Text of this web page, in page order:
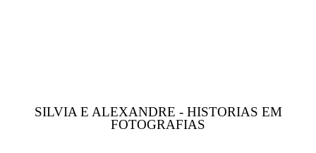
SILVIA E ALEXANDRE - HISTORIAS EM
FOTOGRAFIAS